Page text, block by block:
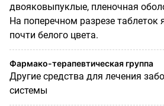
двояковыпуклые, пленочная
На поперечном разрезе таблеток
почти белого цвета.
Фармако-терапевтическая группа
Другие средства для лечения
системы